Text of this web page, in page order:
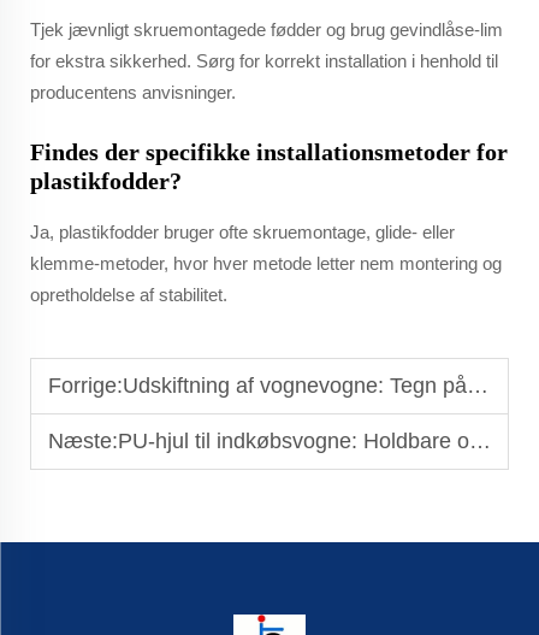
Tjek jævnligt skruemontagede fødder og brug gevindlåse-lim
for ekstra sikkerhed. Sørg for korrekt installation i henhold til
producentens anvisninger.
Findes der specifikke installationsmetoder for
plastikfodder?
Ja, plastikfodder bruger ofte skruemontage, glide- eller
klemme-metoder, hvor hver metode letter nem montering og
opretholdelse af stabilitet.
Forrige:Udskiftning af vognevogne: Tegn på, at det er tid til nye
Næste:PU-hjul til indkøbsvogne: Holdbare og letløbende